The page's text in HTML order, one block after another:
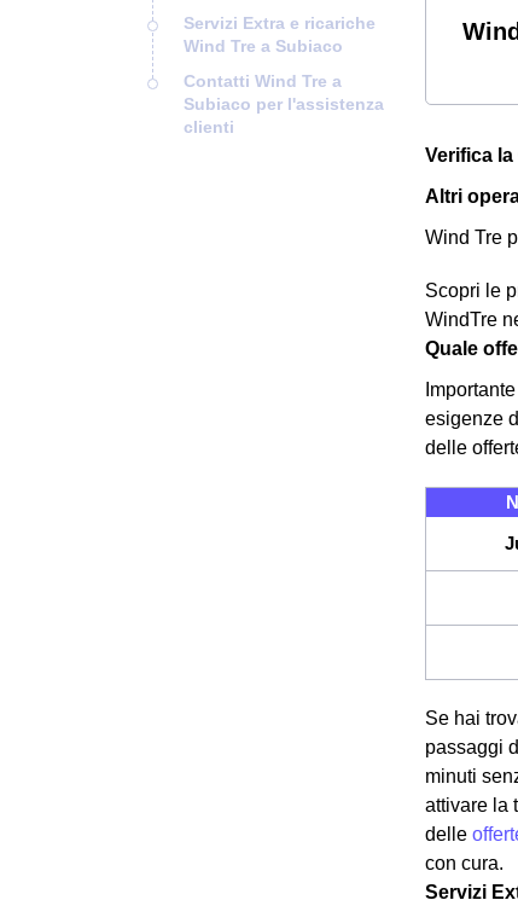
Servizi Extra e ricariche
Wind Tre a Subiaco
Contatti Wind Tre a
Subiaco per l'assistenza
clienti
Verifica
Altri
Wind Tre
Scopri le
WindTre
Quale
esigenze
delle
Se hai
passaggi
minuti
attivare la
delle
con cura.
Servizi